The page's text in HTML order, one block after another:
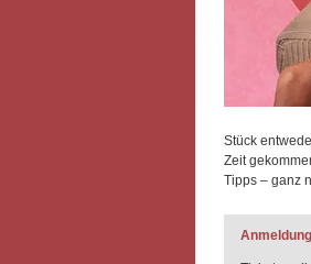
Stück
Zeit
Tipps – ganz